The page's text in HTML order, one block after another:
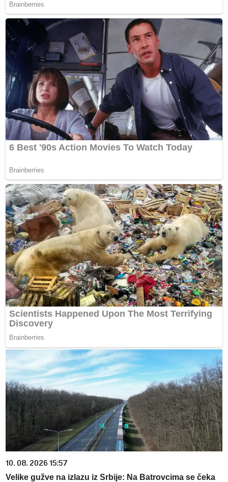
10. 08. 2026 15:57
Velike gužve na izlazu iz Srbije: Na Batrovcima se čeka